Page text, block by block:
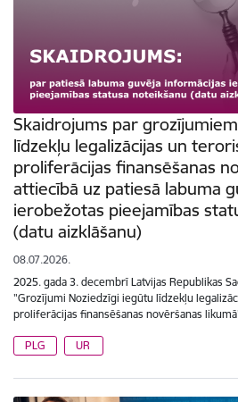
Skaidrojums par
līdzekļu legalizācijas un
proliferācijas finansēšanas
attiecībā uz patiesā labuma
ierobežotas pieejamības
(datu aizklāšanu)
08.07.2026.
2025. gada 3. decembrī Latvijas Republikas
"Grozījumi Noziedzīgi iegūtu līdzekļu
proliferācijas finansēšanas novēršanas
PLG UR